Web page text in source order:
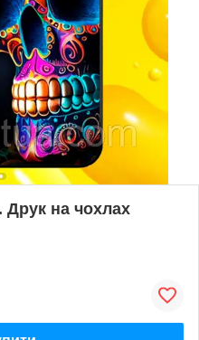
Друк на чохлах